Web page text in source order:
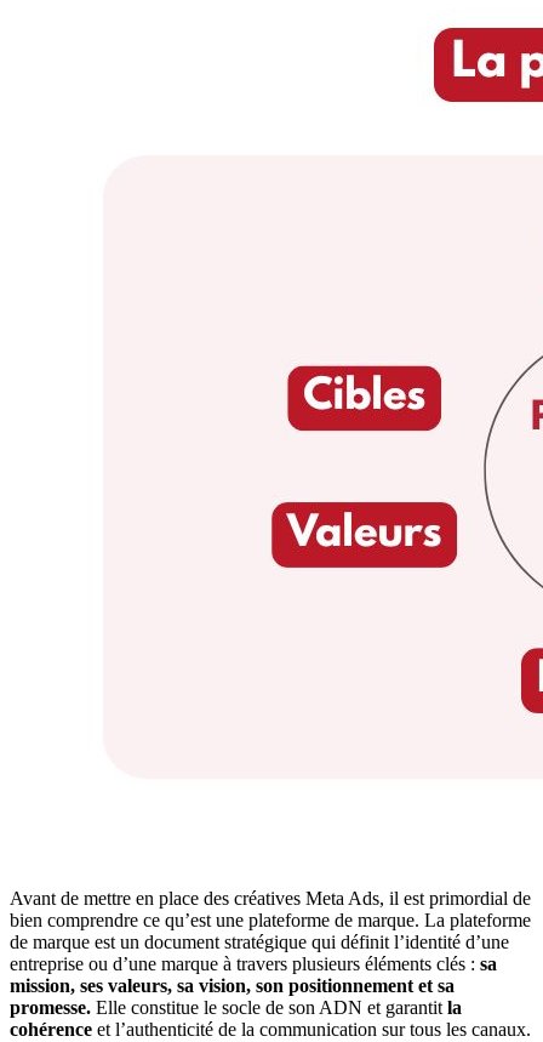
Avant de mettre en place des créatives Meta Ads, il est primordial de
bien comprendre ce qu’est une plateforme de marque. La plateforme
de marque est un document stratégique qui définit l’identité d’une
entreprise ou d’une marque à travers plusieurs éléments clés : sa
mission, ses valeurs, sa vision, son positionnement et sa
promesse. Elle constitue le socle de son ADN et garantit la
cohérence et l’authenticité de la communication sur tous les canaux.